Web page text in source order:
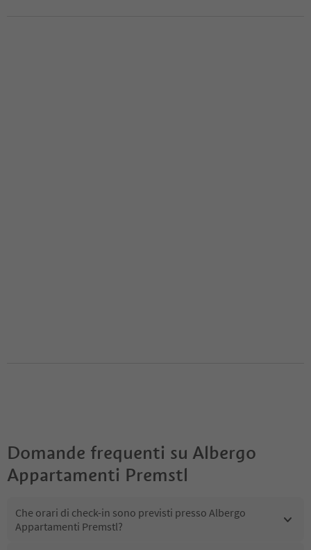
Domande frequenti su Albergo
Appartamenti Premstl
Che orari di check-in sono previsti presso Albergo
Appartamenti Premstl?